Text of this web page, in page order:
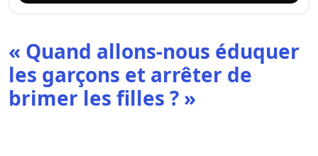
« Quand allons-nous éduquer
les garçons et arrêter de
brimer les filles ? »